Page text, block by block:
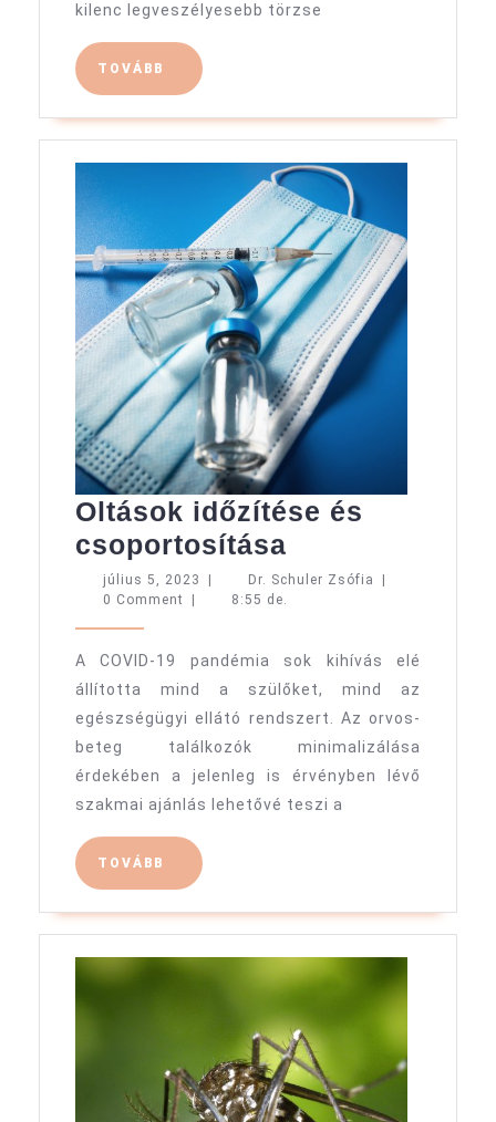
kilenc legveszélyesebb törzse
TOVÁBB TOVÁBB
Oltások időzítése és
csoportosítása
időzítése
július 5, 2023 július
Dr. Schuler Zsófia Dr.
0 Comment
8:55 de.
A COVID-19 pandémia sok kihívás elé
állította mind a szülőket, mind az
egészségügyi ellátó rendszert. Az orvos-
beteg találkozók minimalizálása
érdekében a jelenleg is érvényben lévő
szakmai ajánlás lehetővé teszi a
TOVÁBB TOVÁBB